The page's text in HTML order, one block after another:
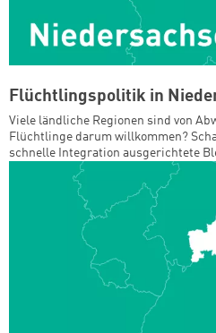
Flüchtlingspolitik in
Viele ländliche Regionen sind von
Flüchtlinge darum willkommen?
schnelle Integration ausgerichtete